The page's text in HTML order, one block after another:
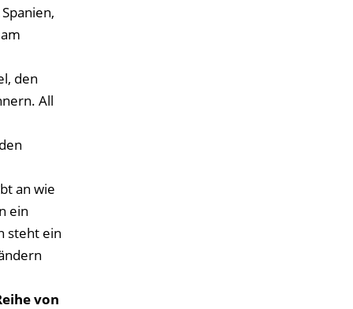
den
All
an wie
ein
steht ein
von